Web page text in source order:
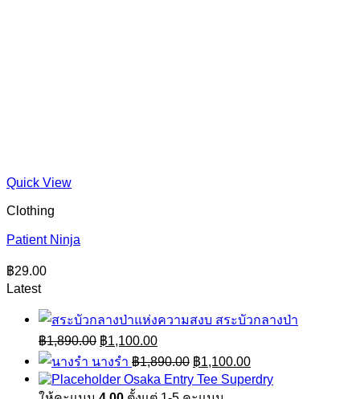
Quick View
Clothing
Patient Ninja
฿29.00
Latest
สระบัวกลางป่า
฿1,890.00 Original
price
was:
฿1,890.00.
฿1,100.00Current
price
is:
฿1,100.00.
นางรำ ฿1,890.00 Original
price
was:
฿1,100.00Current
price
is:
Osaka Entry Tee Superdry